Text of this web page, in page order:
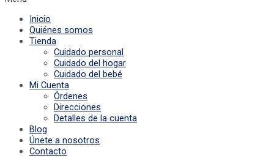
Inicio
Quiénes somos
Tienda
Cuidado personal
Cuidado del hogar
Cuidado del bebé
Mi Cuenta
Órdenes
Direcciones
Detalles de la cuenta
Blog
Únete a nosotros
Contacto